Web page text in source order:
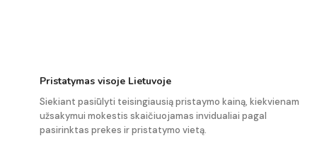
Pristatymas visoje Lietuvoje
Siekiant pasiūlyti teisingiausią pristaymo kainą, kiekvienam
užsakymui mokestis skaičiuojamas invidualiai pagal
pasirinktas prekes ir pristatymo vietą.